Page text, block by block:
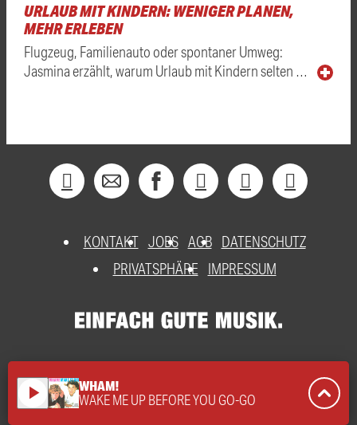
URLAUB MIT KINDERN: WENIGER PLANEN,
MEHR ERLEBEN
Flugzeug, Familienauto oder spontaner Umweg:
Jasmina erzählt, warum Urlaub mit Kindern selten …
KONTAKT JOBS AGB DATENSCHUTZ
PRIVATSPHÄRE
IMPRESSUM
play_arrow WHAM!
WAKE ME UP BEFORE YOU GO-GO